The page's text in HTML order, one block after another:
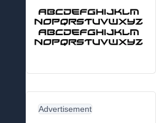
Advertisement